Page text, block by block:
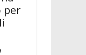
per